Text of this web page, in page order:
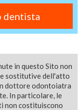
dentista
in questo Sito non
sostitutive dell'atto
dottore odontoiatra
In particolare, le
non costituiscono